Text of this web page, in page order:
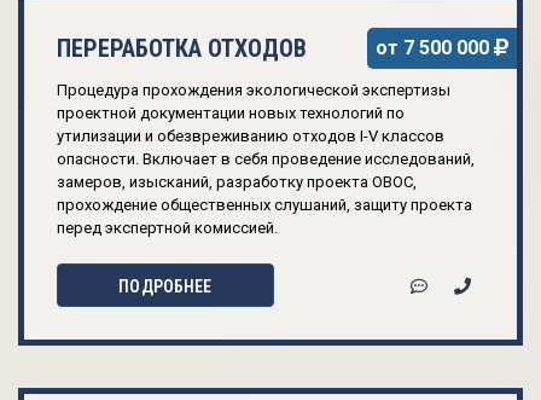
от 7 500 000
ПЕРЕРАБОТКА ОТХОДОВ
Процедура прохождения экологической экспертизы
проектной документации новых технологий по
утилизации и обезвреживанию отходов I-V классов
опасности. Включает в себя проведение исследований,
замеров, изысканий, разработку проекта ОВОС,
прохождение общественных слушаний, защиту проекта
перед экспертной комиссией.
ПОДРОБНЕЕ